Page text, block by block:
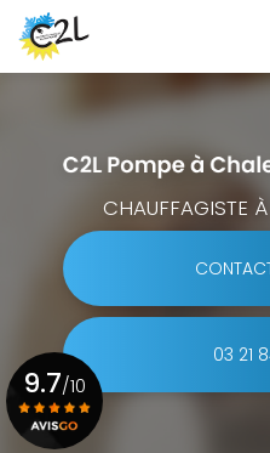
Aller
au
contenu
principal
CHAUFFAGISTE
03 21
9.7/10